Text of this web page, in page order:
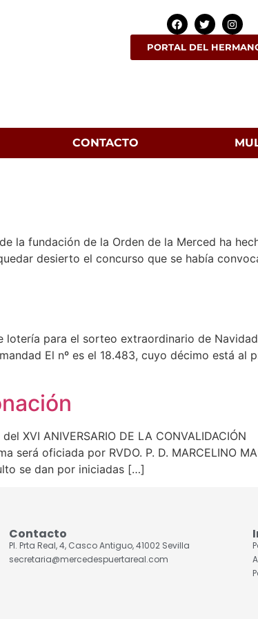
PORTAL DEL
CONTACTO
la fundación de la Orden de la Merced ha
desierto el concurso que se había
para el sorteo extraordinario de
El nº es el 18.483, cuyo décimo está al
XVI ANIVERSARIO DE LA CONVALIDACIÓN
será oficiada por RVDO. P. D. MARCELINO
se dan por iniciadas […]
Contacto
Pl. Prta Real, 4, Casco Antiguo, 41002 Sevilla
secretaria@mercedespuertareal.com